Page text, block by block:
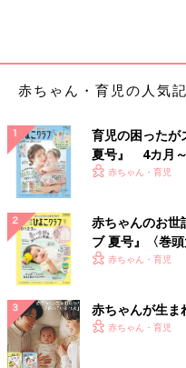
ス投資では、「全世界株式
このとき、同じ「全世界株
ば、どの商品でも内容にあ
指す指標が同じだからです
っても、組み合わせる中身は
同じ品質、数量の紙おむつ
必要はないように、同じ内
つまり、乗り換えを検討する
クスファンドで、今より安い
赤ちゃん・育児の人気
育児の困ったが
夏号』 4カ月～
いっぱい！
赤ちゃん・育児
赤ちゃんのお世
ブ 夏号』〈巻
く！ おっぱい
赤ちゃん・育児
赤ちゃんが生ま
赤ちゃん・育児